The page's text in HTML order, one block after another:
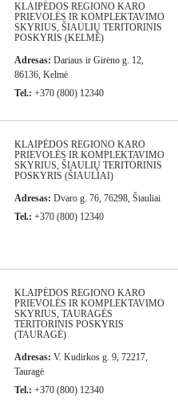
KLAIPĖDOS REGIONO KARO
PRIEVOLĖS IR KOMPLEKTAVIMO
SKYRIUS, ŠIAULIŲ TERITORINIS
POSKYRIS (KELMĖ)
Adresas: Dariaus ir Girėno g. 12,
86136, Kelmė
Tel.: +370 (800) 12340
KLAIPĖDOS REGIONO KARO
PRIEVOLĖS IR KOMPLEKTAVIMO
SKYRIUS, ŠIAULIŲ TERITORINIS
POSKYRIS (ŠIAULIAI)
Adresas: Dvaro g. 76, 76298, Šiauliai
Tel.: +370 (800) 12340
KLAIPĖDOS REGIONO KARO
PRIEVOLĖS IR KOMPLEKTAVIMO
SKYRIUS, TAURAGĖS
TERITORINIS POSKYRIS
(TAURAGĖ)
Adresas: V. Kudirkos g. 9, 72217,
Tauragė
Tel.: +370 (800) 12340